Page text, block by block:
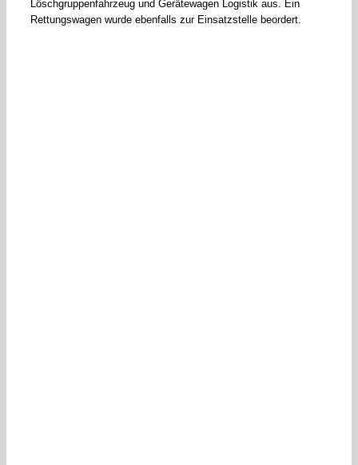
Löschgruppenfahrzeug und Gerätewagen Logistik aus. Ein
Rettungswagen wurde ebenfalls zur Einsatzstelle beordert.